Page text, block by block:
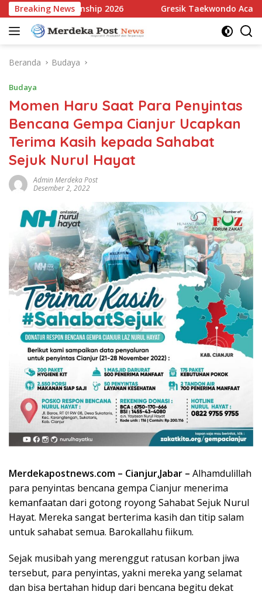
Langsung
ke
konten
Breaking News
Championship 2026 Gresik Taekwondo Academy
Beranda Budaya
Budaya
Momen Haru Saat Para Penyintas
Bencana Gempa Cianjur Ucapkan
Terima Kasih kepada Sahabat
Sejuk Nurul Hayat
Admin Merdeka Post
Desember 2, 2022
Merdekapostnews.com – Cianjur,Jabar – Alhamdulillah
para penyintas bencana gempa Cianjur menerima
kemanfaatan dari gotong royong Sahabat Sejuk Nurul
Hayat. Mereka sangat berterima kasih dan titip salam
untuk sahabat semua. Barokallahu fiikum.
Sejak musibah yang merenggut ratusan korban jiwa
tersebut, para penyintas, yakni mereka yang selamat
dan bisa bertahan hidup dari bencana begitu dekat